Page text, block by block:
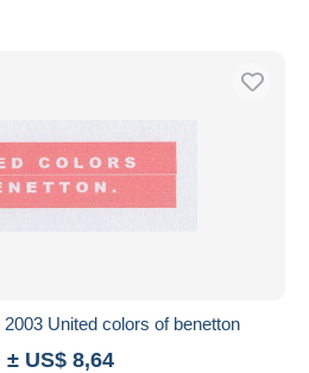
United colors of benetton
± US$ 8,64